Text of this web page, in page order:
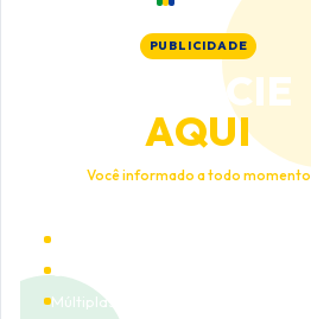
PUBLICIDADE
ANUNCIE
AQUI
Você informado a todo momento
Múltiplas categorias